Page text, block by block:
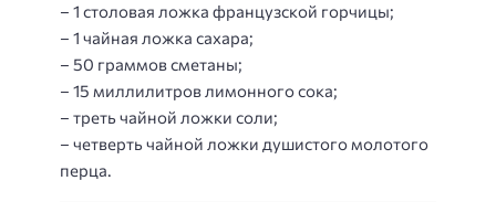
– 1 столовая ложка французской горчицы;
– 1 чайная ложка сахара;
– 50 граммов сметаны;
– 15 миллилитров лимонного сока;
– треть чайной ложки соли;
– четверть чайной ложки душистого молотого
перца.